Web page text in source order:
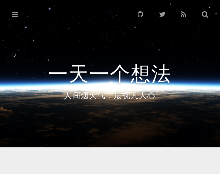
一天一个想法
人间烟火气，最抚凡人心
Home